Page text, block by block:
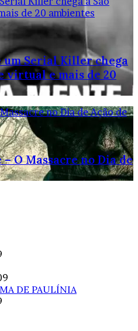
de 20 ambientes
um Serial Killer chega
virtual e mais de 20
no Dia de Ação de
O Massacre no Dia de
DE PAULÍNIA